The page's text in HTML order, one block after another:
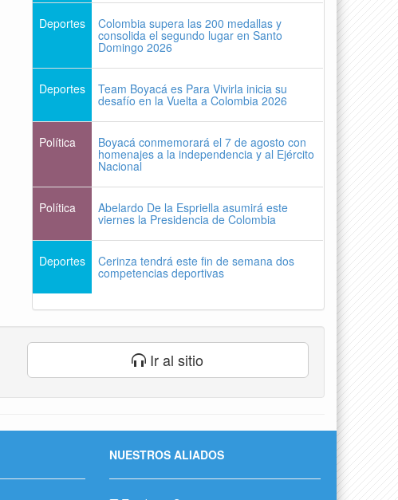
Deportes Colombia supera las 200 medallas y
consolida el segundo lugar en Santo
Domingo 2026
Deportes Team Boyacá es Para Vivirla inicia su
desafío en la Vuelta a Colombia 2026
Política Boyacá conmemorará el 7 de agosto con
homenajes a la independencia y al Ejército
Nacional
Política Abelardo De la Espriella asumirá este
viernes la Presidencia de Colombia
Deportes Cerinza tendrá este fin de semana dos
competencias deportivas
Ir al sitio
NUESTROS ALIADOS